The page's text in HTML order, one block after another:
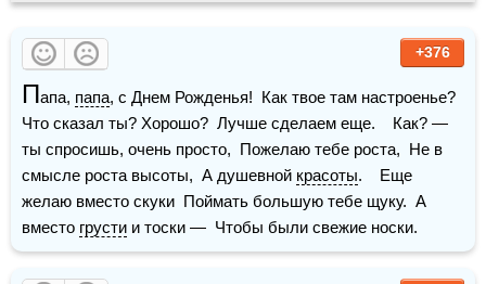
+376
Папа, папа, с Днем Рожденья!  Как твое там настроенье?
Что сказал ты? Хорошо?  Лучше сделаем еще.    Как? —
ты спросишь, очень просто,  Пожелаю тебе роста,  Не в
смысле роста высоты,  А душевной красоты.    Еще
желаю вместо скуки  Поймать большую тебе щуку.  А
вместо грусти и тоски —  Чтобы были свежие носки.